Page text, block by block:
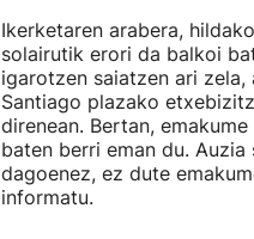
Ikerketaren arabera,
solairutik erori da balkoi
igarotzen saiatzen ari zela,
Santiago plazako
direnean. Bertan,
baten berri eman du. Auzia
dagoenez, ez dute
informatu.